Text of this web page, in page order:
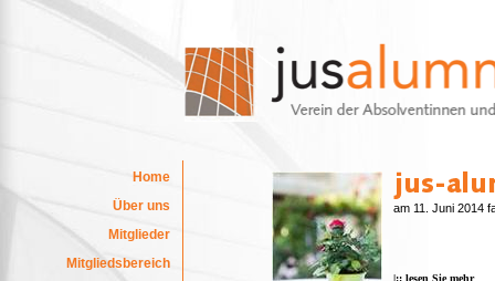
Home
Über uns
Mitglieder
Mitgliedsbereich
am 11. Juni 2014
|:: lesen Sie mehr